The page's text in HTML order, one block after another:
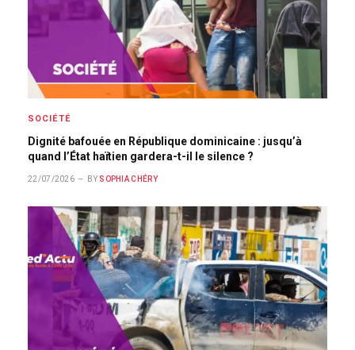
SOCIÉTÉ
Dignité bafouée en République dominicaine : jusqu’à
quand l’État haïtien gardera-t-il le silence ?
22/07/2026 BY SOPHIA CHÉRY